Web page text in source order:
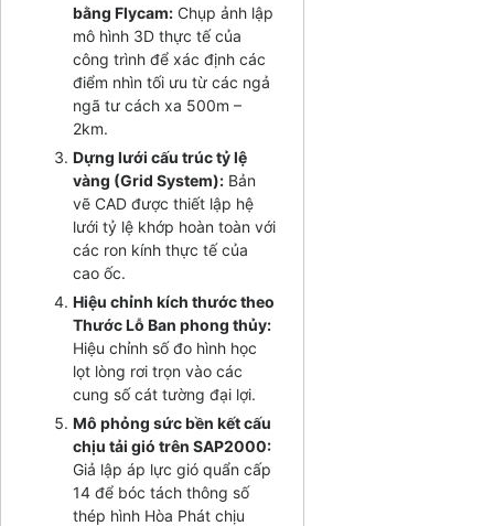
bằng Flycam: Chụp ảnh lập
mô hình 3D thực tế của
công trình để xác định các
điểm nhìn tối ưu từ các ngả
ngã tư cách xa 500m –
2km.
Dựng lưới cấu trúc tỷ lệ
vàng (Grid System): Bản
vẽ CAD được thiết lập hệ
lưới tỷ lệ khớp hoàn toàn với
các ron kính thực tế của
cao ốc.
Hiệu chỉnh kích thước theo
Thước Lỗ Ban phong thủy:
Hiệu chỉnh số đo hình học
lọt lòng rơi trọn vào các
cung số cát tường đại lợi.
Mô phỏng sức bền kết cấu
chịu tải gió trên SAP2000:
Giả lập áp lực gió quẩn cấp
14 để bóc tách thông số
thép hình Hòa Phát chịu